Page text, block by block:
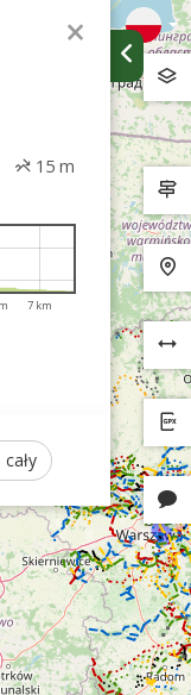
×
15 m
7 km